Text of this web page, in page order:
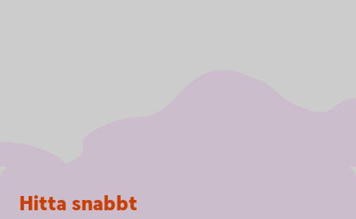
Sidfot
Hitta snabbt